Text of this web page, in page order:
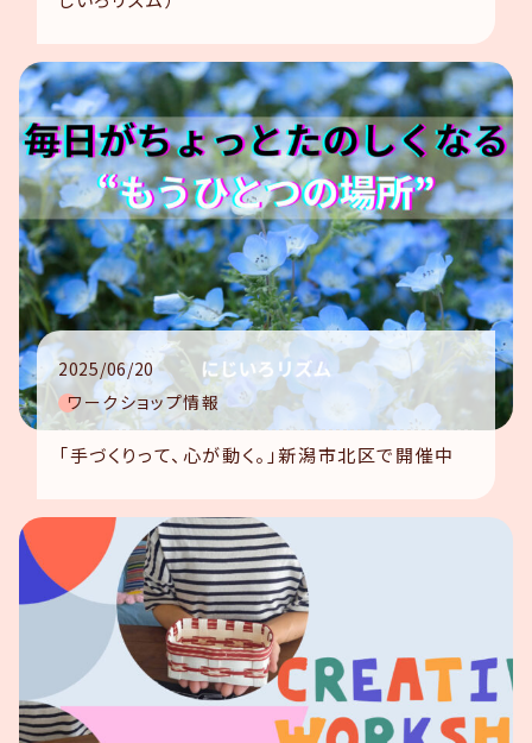
2025/06/20
ワークショップ情報
「手づくりって、心が動く。」新潟市北区で開催中